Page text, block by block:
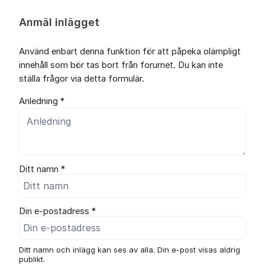
Anmäl inlägget
Använd enbart denna funktion för att påpeka olämpligt
innehåll som bör tas bort från forumet. Du kan inte
ställa frågor via detta formulär.
Anledning *
Ditt namn *
Din e-postadress *
Ditt namn och inlägg kan ses av alla. Din e-post visas aldrig
publikt.